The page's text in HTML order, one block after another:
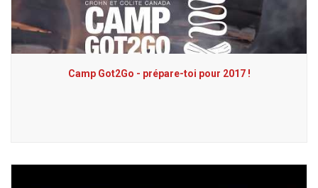
Camp Got2Go - prépare-toi pour 2017 !